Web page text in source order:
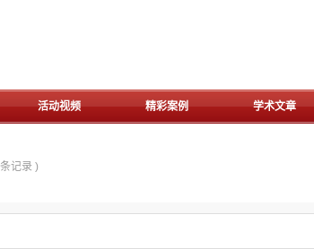
活动视频 精彩案例 学术文章
条记录 )